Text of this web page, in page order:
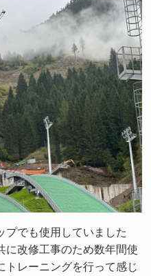
プでも使用していました
に改修工事のため数年間使
トレーニングを行って感じ